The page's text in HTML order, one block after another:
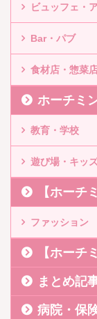
ビュッフェ・
Bar・パブ
食材店・惣菜
ホーチミ
教育・学校
遊び場・キッ
【ホーチ
ファッション
【ホーチ
まとめ記
病院・保